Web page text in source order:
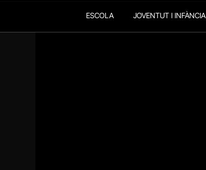
ESCOLA JOVENTUT I INFÀNCIA